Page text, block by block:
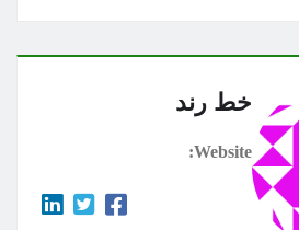
خط رند
Website: